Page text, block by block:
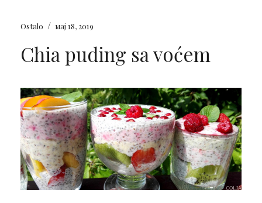
Ostalo / мај 18, 2019
Chia puding sa voćem